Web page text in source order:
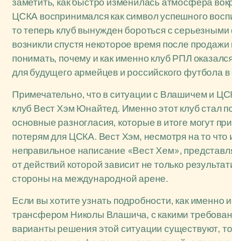
ЦСКА воспринимался как символ успешного
то теперь клуб вынужден бороться с
возникли спустя некоторое время после
понимать, почему и как именно клуб РПЛ
для будущего армейцев и российского футбола
Примечательно, что в ситуации с Влашичем и
клуб Вест Хэм Юнайтед. Именно этот клуб стал
основные разногласия, которые в итоге могут
потерям для ЦСКА. Вест Хэм, несмотря на то что
неправильное написание «Вест Хем»,
от действий которой зависит не только
стороны на международной арене.
Если вы хотите узнать подробности, как
трансфером Николы Влашича, с какими
варианты решения этой ситуации существуют,